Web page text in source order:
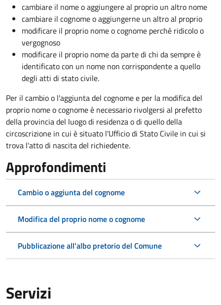
cambiare il nome o aggiungere al proprio un altro nome
cambiare il cognome o aggiungerne un altro al proprio
modificare il proprio nome o cognome perché ridicolo o
vergognoso
modificare il proprio nome da parte di chi da sempre è
identificato con un nome non corrispondente a quello
degli atti di stato civile.
Per il cambio o l'aggiunta del cognome e per la modifica del
proprio nome o cognome è necessario rivolgersi al prefetto
della provincia del luogo di residenza o di quello della
circoscrizione in cui è situato l'Ufficio di Stato Civile in cui si
trova l'atto di nascita del richiedente.
Approfondimenti
Cambio o aggiunta del cognome
Modifica del proprio nome o cognome
Pubblicazione all'albo pretorio del Comune
Servizi